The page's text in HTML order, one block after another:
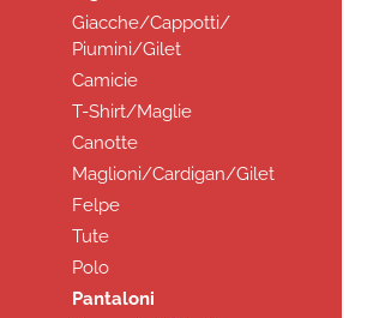
Giacche/Cappotti/
Piumini/Gilet
Camicie
T-Shirt/Maglie
Canotte
Maglioni/Cardigan/Gilet
Felpe
Tute
Polo
Pantaloni